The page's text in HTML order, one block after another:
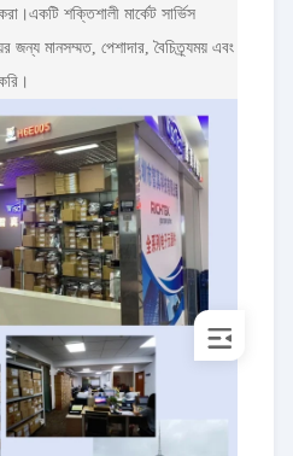
শক্তিশালী মার্কেট সার্ভিস
জন্য মানসম্মত, পেশাদার, বৈচিত্র্যময় এবং